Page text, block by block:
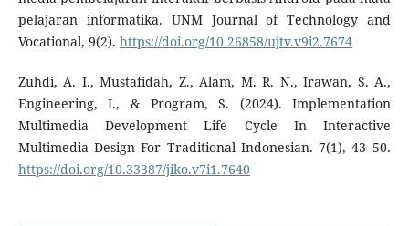
pelajaran informatika. UNM Journal of Technology and
Vocational, 9(2). https://doi.org/10.26858/ujtv.v9i2.7674
Zuhdi, A. I., Mustafidah, Z., Alam, M. R. N., Irawan, S. A.,
Engineering, I., & Program, S. (2024). Implementation
Multimedia Development Life Cycle In Interactive
Multimedia Design For Traditional Indonesian. 7(1), 43–50.
https://doi.org/10.33387/jiko.v7i1.7640